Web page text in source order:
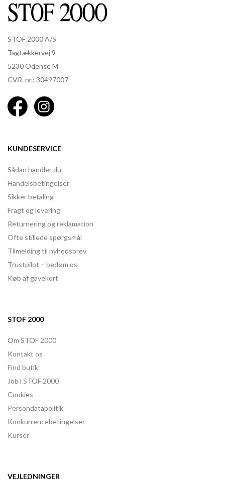
STOF 2000 A/S
Tagtækkervej 9
5230 Odense M
CVR. nr.: 30497007
KUNDESERVICE
Sådan handler du
Handelsbetingelser
Sikker betaling
Fragt og levering
Returnering og reklamation
Ofte stillede spørgsmål
Tilmelding til nyhedsbrev
Trustpilot – bedøm os
Køb af gavekort
STOF 2000
Om STOF 2000
Kontakt os
Find butik
Job i STOF 2000
Cookies
Persondatapolitik
Konkurrencebetingelser
Kurser
VEJLEDNINGER